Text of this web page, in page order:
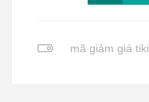
mã giảm giá tiki